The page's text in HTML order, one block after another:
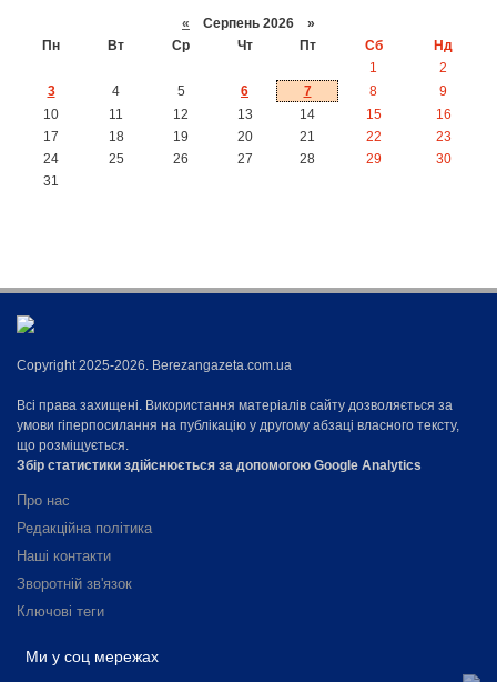
« Серпень 2026 »
Пн
Вт Ср Чт Пт Сб
Нд
1
2
3
4 5 6 7 8
9
10
11 12 13 14 15
16
17
18 19 20 21 22
23
24
25 26 27 28 29
30
31
Copyright 2025-2026. Berezangazeta.com.ua
Всі права захищені. Використання матеріалів сайту дозволяється за
умови гіперпосилання на публікацію у другому абзаці власного тексту,
що розміщується.
Збір статистики здійснюється за допомогою Google Analytics
Про нас
Редакційна політика
Наші контакти
Зворотній зв'язок
Ключові теги
Ми у соц мережах